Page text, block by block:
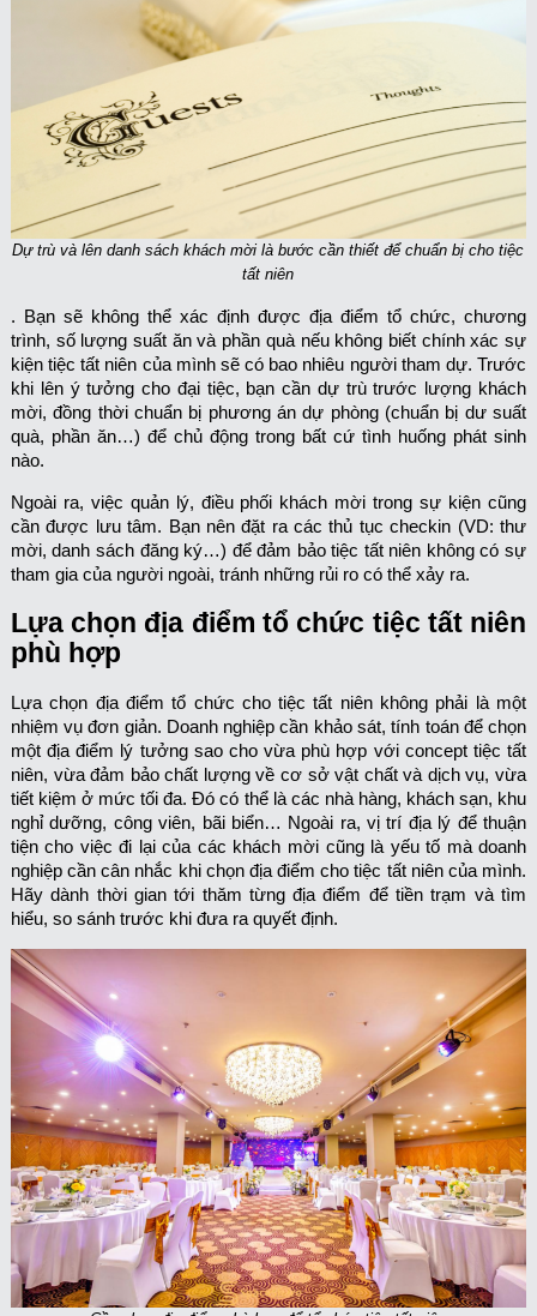
Dự trù và lên danh sách khách mời là bước cần thiết để chuẩn bị cho tiệc
tất niên
. Bạn sẽ không thể xác định được địa điểm tổ chức, chương
trình, số lượng suất ăn và phần quà nếu không biết chính xác sự
kiện tiệc tất niên của mình sẽ có bao nhiêu người tham dự. Trước
khi lên ý tưởng cho đại tiệc, bạn cần dự trù trước lượng khách
mời, đồng thời chuẩn bị phương án dự phòng (chuẩn bị dư suất
quà, phần ăn…) để chủ động trong bất cứ tình huống phát sinh
nào.
Ngoài ra, việc quản lý, điều phối khách mời trong sự kiện cũng
cần được lưu tâm. Bạn nên đặt ra các thủ tục checkin (VD: thư
mời, danh sách đăng ký…) để đảm bảo tiệc tất niên không có sự
tham gia của người ngoài, tránh những rủi ro có thể xảy ra.
Lựa chọn địa điểm tổ chức tiệc tất niên
phù hợp
Lựa chọn địa điểm tổ chức cho tiệc tất niên không phải là một
nhiệm vụ đơn giản. Doanh nghiệp cần khảo sát, tính toán để chọn
một địa điểm lý tưởng sao cho vừa phù hợp với concept tiệc tất
niên, vừa đảm bảo chất lượng về cơ sở vật chất và dịch vụ, vừa
tiết kiệm ở mức tối đa. Đó có thể là các nhà hàng, khách sạn, khu
nghỉ dưỡng, công viên, bãi biển… Ngoài ra, vị trí địa lý để thuận
tiện cho việc đi lại của các khách mời cũng là yếu tố mà doanh
nghiệp cần cân nhắc khi chọn địa điểm cho tiệc tất niên của mình.
Hãy dành thời gian tới thăm từng địa điểm để tiền trạm và tìm
hiểu, so sánh trước khi đưa ra quyết định.